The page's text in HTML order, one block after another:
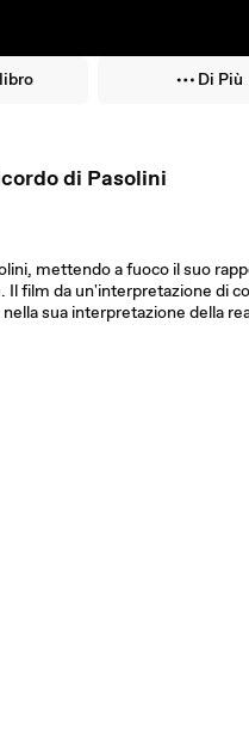
Di Più
di Pasolini
mettendo a fuoco il suo
Il film da un'interpretazione di
sua interpretazione della